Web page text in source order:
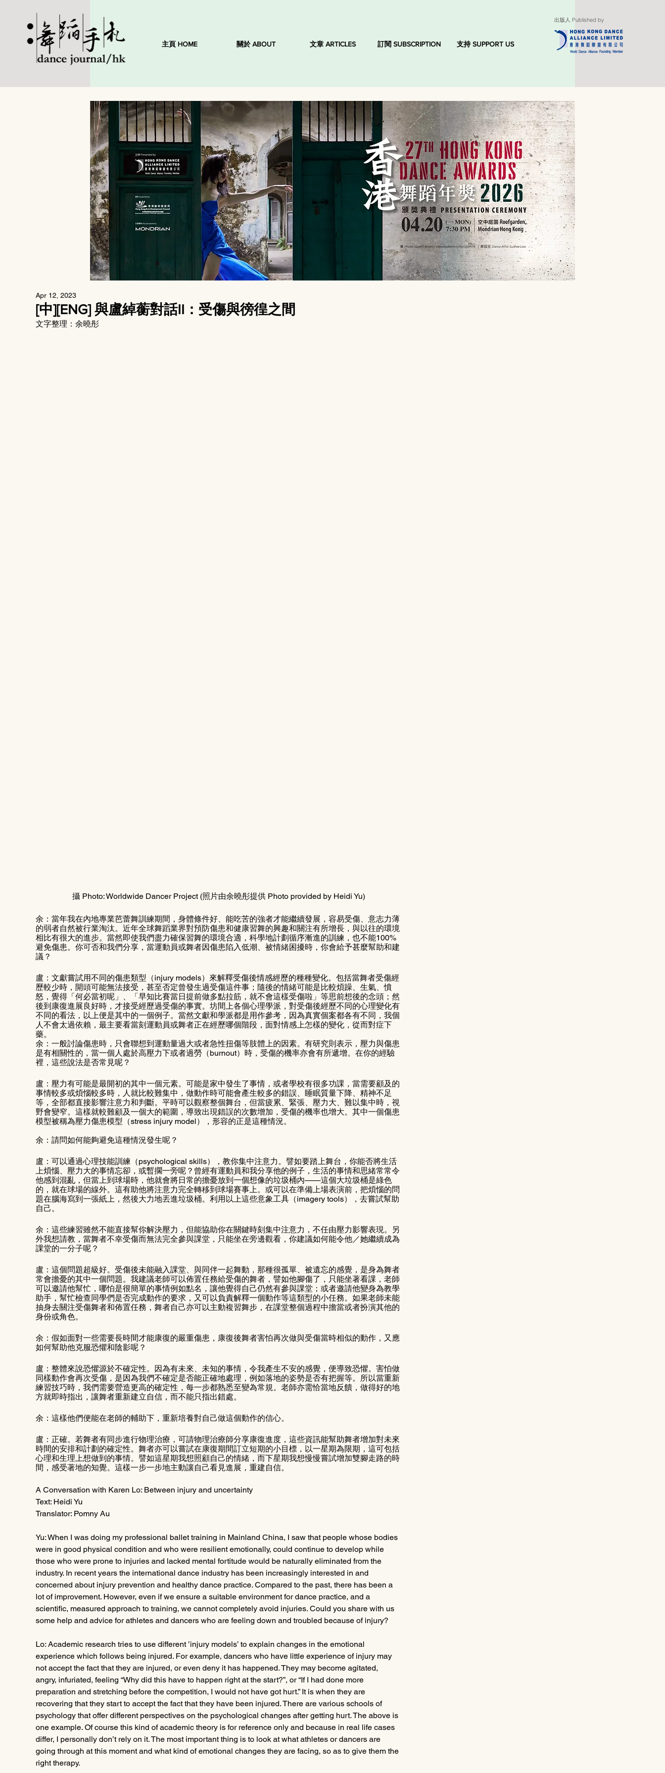
主頁 HOME 關於 ABOUT 文章 ARTICLES 訂閱 SUBSCRIPTION 支持 SUPPORT US
出版人 Published by
[中][ENG] 與盧綽蘅對話II：受傷與徬徨之間
Apr 12, 2023
文字整理：余曉彤
攝 Photo: Worldwide Dancer Project (照片由余曉彤提供 Photo provided by Heidi Yu)
余：當年我在內地專業芭蕾舞訓練期間，身體條件好、能吃苦的強者才能繼續發展，容易受傷、意志力薄
的弱者自然被行業淘汰。近年全球舞蹈業界對預防傷患和健康習舞的興趣和關注有所增長，與以往的環境
相比有很大的進步。當然即使我們盡力確保習舞的環境合適，科學地計劃循序漸進的訓練，也不能100%
避免傷患。你可否和我們分享，當運動員或舞者因傷患陷入低潮、被情緒困擾時，你會給予甚麼幫助和建
議？
盧：文獻嘗試用不同的傷患類型（injury models）來解釋受傷後情感經歷的種種變化。包括當舞者受傷經
歷較少時，開頭可能無法接受，甚至否定曾發生過受傷這件事；隨後的情緒可能是比較煩躁、生氣、憤
怒，覺得「何必當初呢」、「早知比賽當日提前做多點拉筋，就不會這樣受傷啦」等思前想後的念頭；然
後到康復進展良好時，才接受經歷過受傷的事實。坊間上各個心理學派，對受傷後經歷不同的心理變化有
不同的看法，以上便是其中的一個例子。當然文獻和學派都是用作參考，因為真實個案都各有不同，我個
人不會太過依賴，最主要看當刻運動員或舞者正在經歷哪個階段，面對情感上怎樣的變化，從而對症下
藥。
余：一般討論傷患時，只會聯想到運動量過大或者急性扭傷等肢體上的因素。有研究則表示，壓力與傷患
是有相關性的，當一個人處於高壓力下或者過勞（burnout）時，受傷的機率亦會有所遞增。在你的經驗
裡，這些說法是否常見呢？
盧：壓力有可能是最開初的其中一個元素。可能是家中發生了事情，或者學校有很多功課，當需要顧及的
事情較多或煩惱較多時，人就比較難集中，做動作時可能會產生較多的錯誤、睡眠質量下降、精神不足
等，全部都直接影響注意力和判斷。平時可以觀察整個舞台，但當疲累、緊張、壓力大、難以集中時，視
野會變窄。這樣就較難顧及一個大的範圍，導致出現錯誤的次數增加，受傷的機率也增大。其中一個傷患
模型被稱為壓力傷患模型（stress injury model），形容的正是這種情況。
余：請問如何能夠避免這種情況發生呢？
盧：可以通過心理技能訓練（psychological skills），教你集中注意力。譬如要踏上舞台，你能否將生活
上煩惱、壓力大的事情忘卻，或暫擱一旁呢？曾經有運動員和我分享他的例子，生活的事情和思緒常常令
他感到混亂，但當上到球場時，他就會將日常的擔憂放到一個想像的垃圾桶內——這個大垃圾桶是綠色
的，就在球場的線外。這有助他將注意力完全轉移到球場賽事上。或可以在準備上場表演前，把煩惱的問
題在腦海寫到一張紙上，然後大力地丟進垃圾桶。利用以上這些意象工具（imagery tools），去嘗試幫助
自己。
余：這些練習雖然不能直接幫你解決壓力，但能協助你在關鍵時刻集中注意力，不任由壓力影響表現。另
外我想請教，當舞者不幸受傷而無法完全參與課堂，只能坐在旁邊觀看，你建議如何能令他／她繼續成為
課堂的一分子呢？
盧：這個問題超級好。受傷後未能融入課堂、與同伴一起舞動，那種很孤單、被遺忘的感覺，是身為舞者
常會擔憂的其中一個問題。我建議老師可以佈置任務給受傷的舞者，譬如他腳傷了，只能坐著看課，老師
可以邀請他幫忙，哪怕是很簡單的事情例如點名，讓他覺得自己仍然有參與課堂；或者邀請他變身為教學
助手，幫忙檢查同學們是否完成動作的要求，又可以負責解釋一個動作等這類型的小任務。如果老師未能
抽身去關注受傷舞者和佈置任務，舞者自己亦可以主動複習舞步，在課堂整個過程中擔當或者扮演其他的
身份或角色。
余：假如面對一些需要長時間才能康復的嚴重傷患，康復後舞者害怕再次做與受傷當時相似的動作，又應
如何幫助他克服恐懼和陰影呢？
盧：整體來說恐懼源於不確定性。因為有未來、未知的事情，令我產生不安的感覺，便導致恐懼。害怕做
同樣動作會再次受傷，是因為我們不確定是否能正確地處理，例如落地的姿勢是否有把握等。所以當重新
練習技巧時，我們需要營造更高的確定性，每一步都熟悉至變為常規。老師亦需恰當地反饋，做得好的地
方就即時指出，讓舞者重新建立自信，而不能只指出錯處。
余：這樣他們便能在老師的輔助下，重新培養對自己做這個動作的信心。
盧：正確。若舞者有同步進行物理治療，可請物理治療師分享康復進度，這些資訊能幫助舞者增加對未來
時間的安排和計劃的確定性。舞者亦可以嘗試在康復期間訂立短期的小目標，以一星期為限期，這可包括
心理和生理上想做到的事情。譬如這星期我想照顧自己的情緒，而下星期我想慢慢嘗試增加雙腳走路的時
間，感受著地的知覺。這樣一步一步地主動讓自己看見進展，重建自信。
A Conversation with Karen Lo: Between injury and uncertainty
Text: Heidi Yu
Translator: Pomny Au
Yu: When I was doing my professional ballet training in Mainland China, I saw that people whose bodies
were in good physical condition and who were resilient emotionally, could continue to develop while
those who were prone to injuries and lacked mental fortitude would be naturally eliminated from the
industry. In recent years the international dance industry has been increasingly interested in and
concerned about injury prevention and healthy dance practice. Compared to the past, there has been a
lot of improvement. However, even if we ensure a suitable environment for dance practice, and a
scientific, measured approach to training, we cannot completely avoid injuries. Could you share with us
some help and advice for athletes and dancers who are feeling down and troubled because of injury?
Lo: Academic research tries to use different ’injury models’ to explain changes in the emotional
experience which follows being injured. For example, dancers who have little experience of injury may
not accept the fact that they are injured, or even deny it has happened. They may become agitated,
angry, infuriated, feeling “Why did this have to happen right at the start?”, or “If I had done more
preparation and stretching before the competition, I would not have got hurt.” It is when they are
recovering that they start to accept the fact that they have been injured. There are various schools of
psychology that offer different perspectives on the psychological changes after getting hurt. The above is
one example. Of course this kind of academic theory is for reference only and because in real life cases
differ, I personally don’t rely on it. The most important thing is to look at what athletes or dancers are
going through at this moment and what kind of emotional changes they are facing, so as to give them the
right therapy.